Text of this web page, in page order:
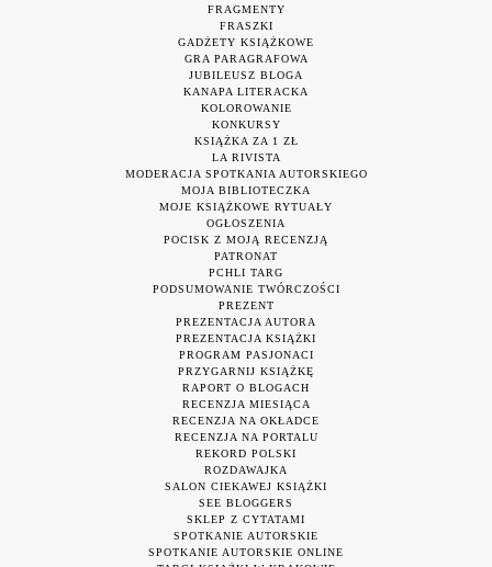
FRAGMENTY
FRASZKI
GADŻETY KSIĄŻKOWE
GRA PARAGRAFOWA
JUBILEUSZ BLOGA
KANAPA LITERACKA
KOLOROWANIE
KONKURSY
KSIĄŻKA ZA 1 ZŁ
LA RIVISTA
MODERACJA SPOTKANIA AUTORSKIEGO
MOJA BIBLIOTECZKA
MOJE KSIĄŻKOWE RYTUAŁY
OGŁOSZENIA
POCISK Z MOJĄ RECENZJĄ
PATRONAT
PCHLI TARG
PODSUMOWANIE TWÓRCZOŚCI
PREZENT
PREZENTACJA AUTORA
PREZENTACJA KSIĄŻKI
PROGRAM PASJONACI
PRZYGARNIJ KSIĄŻKĘ
RAPORT O BLOGACH
RECENZJA MIESIĄCA
RECENZJA NA OKŁADCE
RECENZJA NA PORTALU
REKORD POLSKI
ROZDAWAJKA
SALON CIEKAWEJ KSIĄŻKI
SEE BLOGGERS
SKLEP Z CYTATAMI
SPOTKANIE AUTORSKIE
SPOTKANIE AUTORSKIE ONLINE